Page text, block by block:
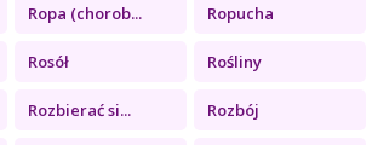
Ropa (chorob... Ropucha
Rosół Rośliny
Rozbierać si... Rozbój